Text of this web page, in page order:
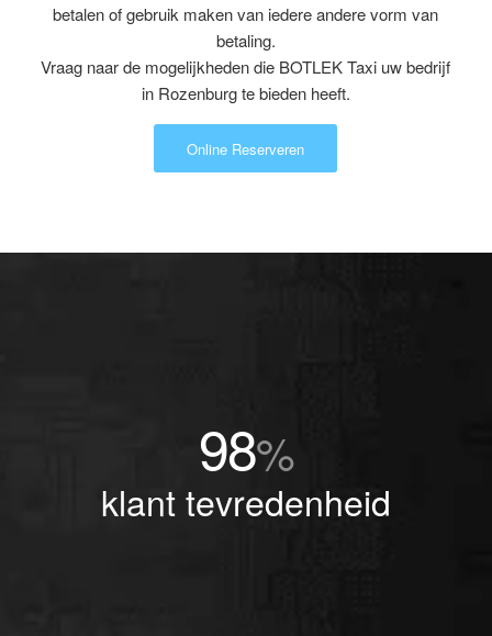
betalen of gebruik maken van iedere andere vorm van
betaling.
Vraag naar de mogelijkheden die BOTLEK Taxi uw bedrijf
in Rozenburg te bieden heeft.
Online Reserveren
98%
klant tevredenheid